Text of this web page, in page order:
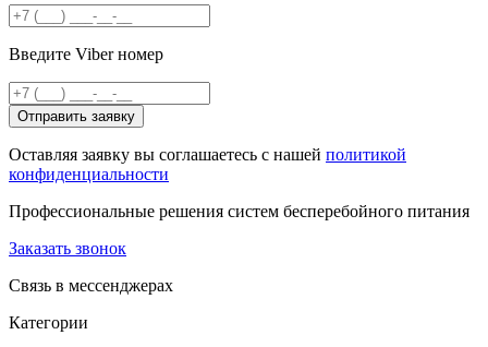
Введите Viber номер
Отправить заявку
Оставляя заявку вы соглашаетесь с нашей политикой
конфиденциальности
Профессиональные решения систем бесперебойного питания
Заказать звонок
Связь в мессенджерах
Категории